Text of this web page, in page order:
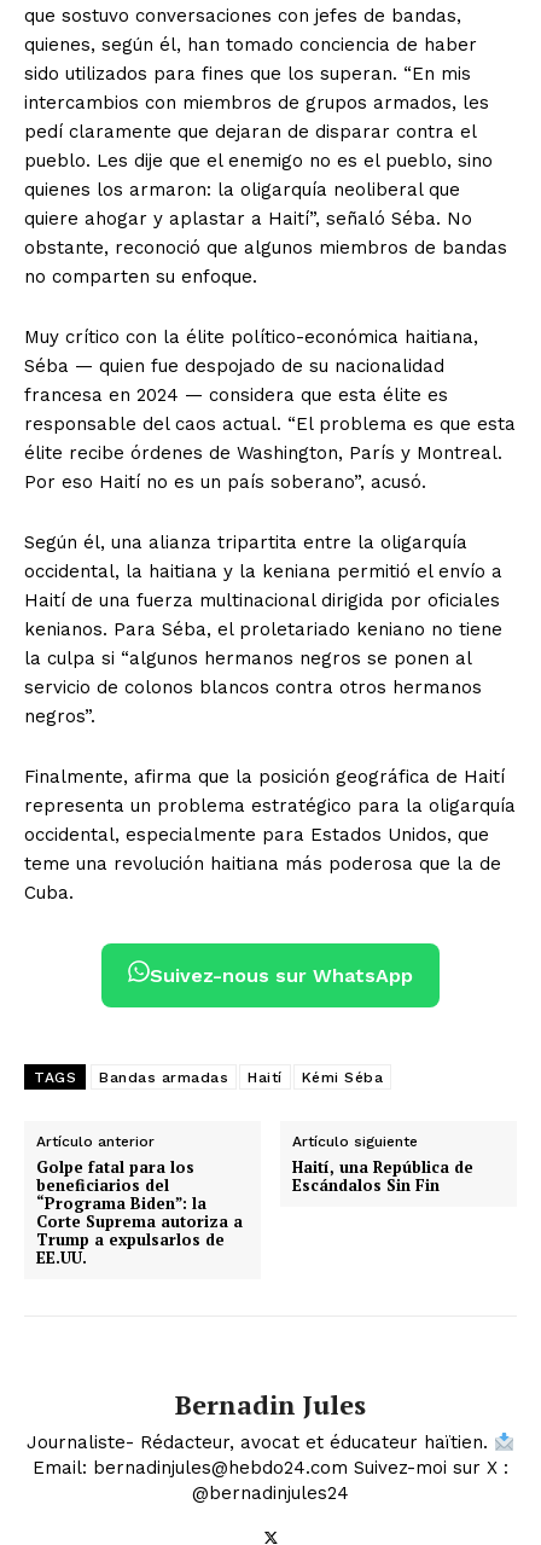
que sostuvo conversaciones con jefes de bandas,
quienes, según él, han tomado conciencia de haber
sido utilizados para fines que los superan. “En mis
intercambios con miembros de grupos armados, les
pedí claramente que dejaran de disparar contra el
pueblo. Les dije que el enemigo no es el pueblo, sino
quienes los armaron: la oligarquía neoliberal que
quiere ahogar y aplastar a Haití”, señaló Séba. No
obstante, reconoció que algunos miembros de bandas
no comparten su enfoque.
Muy crítico con la élite político-económica haitiana,
Séba — quien fue despojado de su nacionalidad
francesa en 2024 — considera que esta élite es
responsable del caos actual. “El problema es que esta
élite recibe órdenes de Washington, París y Montreal.
Por eso Haití no es un país soberano”, acusó.
Según él, una alianza tripartita entre la oligarquía
occidental, la haitiana y la keniana permitió el envío a
Haití de una fuerza multinacional dirigida por oficiales
kenianos. Para Séba, el proletariado keniano no tiene
la culpa si “algunos hermanos negros se ponen al
servicio de colonos blancos contra otros hermanos
negros”.
Finalmente, afirma que la posición geográfica de Haití
representa un problema estratégico para la oligarquía
occidental, especialmente para Estados Unidos, que
teme una revolución haitiana más poderosa que la de
Cuba.
Suivez-nous sur WhatsApp
TAGS Bandas armadas Haití Kémi Séba
Artículo anterior
Golpe fatal para los
beneficiarios del
“Programa Biden”: la
Corte Suprema autoriza a
Trump a expulsarlos de
EE.UU.
Artículo siguiente
Haití, una República de
Escándalos Sin Fin
Bernadin Jules
Journaliste- Rédacteur, avocat et éducateur haïtien.
Email: bernadinjules@hebdo24.com Suivez-moi sur X :
@bernadinjules24